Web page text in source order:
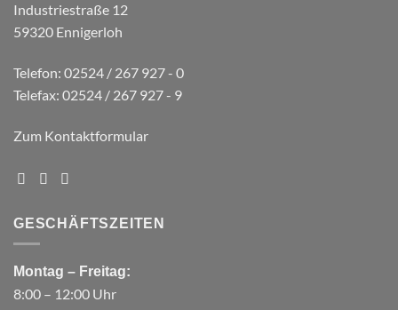
Industriestraße 12
59320 Ennigerloh
Telefon: 02524 / 267 927 - 0
Telefax: 02524 / 267 927 - 9
Zum Kontaktformular
GESCHÄFTSZEITEN
Montag – Freitag:
8:00 – 12:00 Uhr